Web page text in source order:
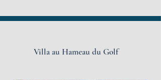
Villa au Hameau du Golf